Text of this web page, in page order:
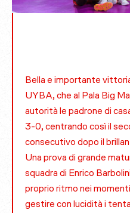
Bella e importante
UYBA, che al Pala Big
autorità le padrone di
3-0, centrando così il
consecutivo dopo il
Una prova di grande
squadra di Enrico
proprio ritmo nei
gestire con lucidità i